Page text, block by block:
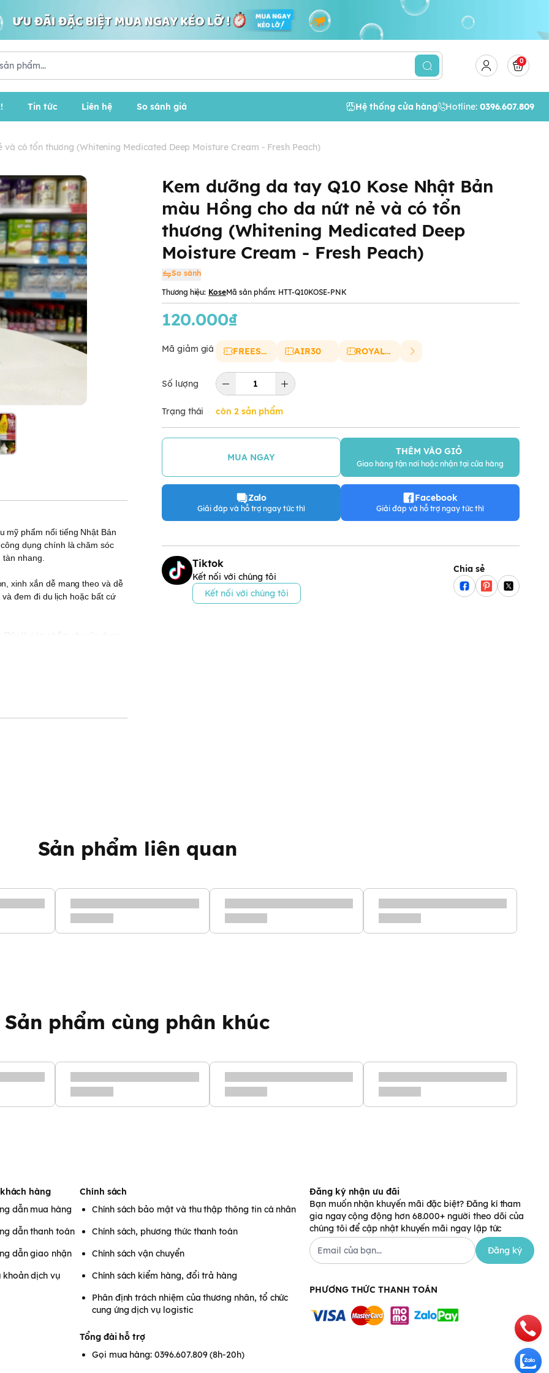
0
Tin tức Liên hệ So sánh giá Hệ thống cửa hàng Hotline: 0396.607.809
có tổn thương (Whitening Medicated Deep Moisture Cream - Fresh Peach)
Kem dưỡng da tay Q10 Kose Nhật Bản
màu Hồng cho da nứt nẻ và có tổn
thương (Whitening Medicated Deep
Moisture Cream - Fresh Peach)
So sánh
Thương hiệu: KoseMã sản phẩm: HTT-Q10KOSE-PNK
120.000₫
Mã giảm giá FREESHIP AIR30 ROYAL20
Số lượng
Trạng thái còn 2 sản phẩm
MUA NGAY
THÊM VÀO GIỎ
Giao hàng tận nơi hoặc nhận tại cửa hàng
Zalo
Giải đáp và hỗ trợ ngay tức thì
Facebook
Giải đáp và hỗ trợ ngay tức thì
Tiktok
Kết nối với chúng tôi
Kết nối với chúng tôi
Chia sẻ
mỹ phẩm nổi tiếng Nhật Bản
dụng chính là chăm sóc
nhang.
xinh xắn dễ mang theo và dễ
đem đi du lịch hoặc bất cứ
ẩm và cả da tay và móng tay.
phẩm dạng gel hơi đặc, mềm
cho da tay mịn màng, mềm
phần chiết xuất thiên nhiên
không tì vết.
sử dụng tốt. Bên cạnh đó,
muốncải thiện làn da đều màu,
bàn tay, mát xa nhẹ nhàng để
Sản phẩm liên quan
Sản phẩm cùng phân khúc
hàng
dẫn mua hàng
dẫn thanh toán
dẫn giao nhận
khoản dịch vụ
Chính sách
Chính sách bảo mật và thu thập thông tin cá nhân
Chính sách, phương thức thanh toán
Chính sách vận chuyển
Chính sách kiểm hàng, đổi trả hàng
Phân định trách nhiệm của thương nhân, tổ chức
cung ứng dịch vụ logistic
Tổng đài hỗ trợ
Gọi mua hàng: 0396.607.809 (8h-20h)
Đăng ký nhận ưu đãi
Bạn muốn nhận khuyến mãi đặc biệt? Đăng kí tham
gia ngay cộng động hơn 68.000+ người theo dõi của
chúng tôi để cập nhật khuyến mãi ngay lập tức
Đăng ký
PHƯƠNG THỨC THANH TOÁN